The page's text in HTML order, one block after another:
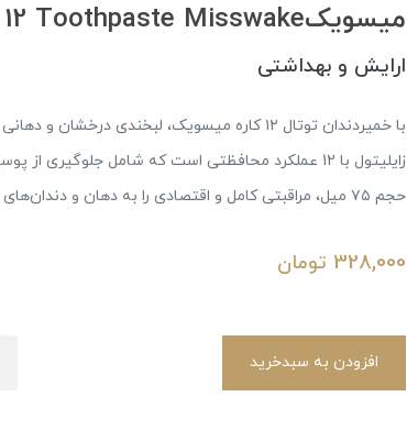
میسویکXylitol Total 12 Toothpaste Misswake
ارایش و بهداشتی
با خمیردندان توتال ۱۲ کاره میسویک، لبخندی
زایلیتول با 12 عملکرد محافظتی است که شامل
حجم ۷۵ میل، مراقبتی کامل و اقتصادی را به دهان و دندان‌های خود هدیه دهید.
328,000 تومان
افزودن به سبدخرید